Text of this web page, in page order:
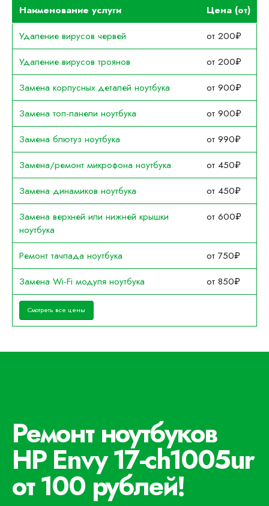
Наименование услуги
Цена (от)
Удаление вирусов червей
от 200₽
Удаление вирусов троянов
от 200₽
Замена корпусных деталей ноутбука
от 900₽
Замена топ-панели ноутбука
от 900₽
Замена блютуз ноутбука
от 990₽
Замена/ремонт микрофона ноутбука
от 450₽
Замена динамиков ноутбука
от 450₽
Замена верхней или нижней крышки
ноутбука
от 600₽
Ремонт тачпада ноутбука
от 750₽
Замена Wi-Fi модуля ноутбука
от 850₽
Смотреть все цены
Ремонт ноутбуков
HP Envy 17-ch1005ur
от 100 рублей!